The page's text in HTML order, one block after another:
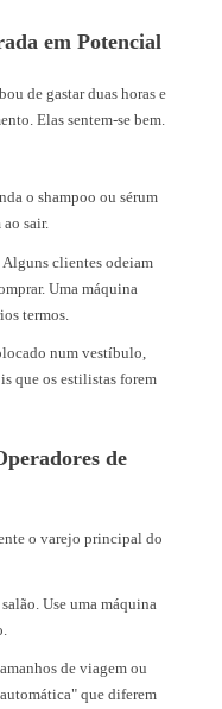
em Potencial
de gastar duas horas e
Elas sentem-se bem.
o shampoo ou sérum
sair.
Alguns clientes odeiam
Uma máquina
termos.
num vestíbulo,
que os estilistas forem
de
o varejo principal do
Use uma máquina
de viagem ou
que diferem